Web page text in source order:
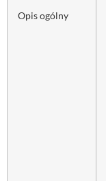
Opis ogólny